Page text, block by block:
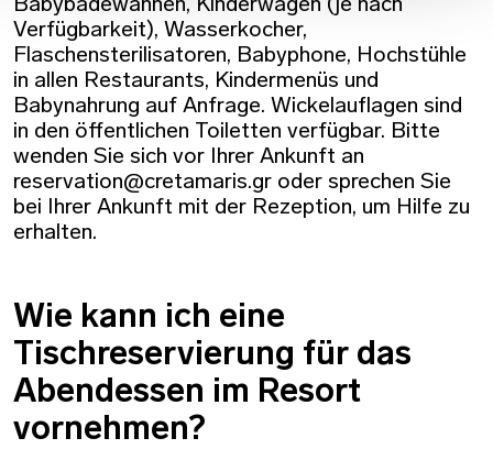
Verfügbarkeit), Wasserkocher,
Flaschensterilisatoren, Babyphone, Hochstühle
in allen Restaurants, Kindermenüs und
Babynahrung auf Anfrage. Wickelauflagen sind
in den öffentlichen Toiletten verfügbar. Bitte
wenden Sie sich vor Ihrer Ankunft an
reservation@cretamaris.gr oder sprechen Sie
bei Ihrer Ankunft mit der Rezeption, um Hilfe zu
erhalten.
Wie kann ich eine
Tischreservierung für das
Abendessen im Resort
vornehmen?